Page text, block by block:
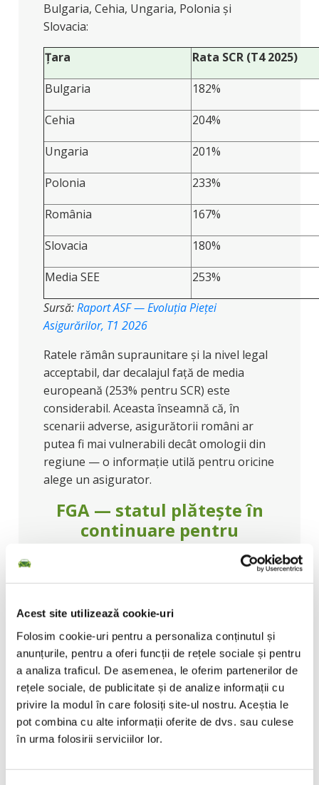
Acest site utilizează cookie-uri
Folosim cookie-uri pentru a personaliza conținutul și
anunțurile, pentru a oferi funcții de rețele sociale și pentru
a analiza traficul. De asemenea, le oferim partenerilor de
rețele sociale, de publicitate și de analize informații cu
privire la modul în care folosiți site-ul nostru. Aceștia le
pot combina cu alte informații oferite de dvs. sau culese
în urma folosirii serviciilor lor.
Bulgaria, Cehia, Ungaria, Polonia și
Slovacia:
Țara
Rata SCR (T4 2025)
Bulgaria
182%
Cehia
204%
Ungaria
201%
Polonia
233%
România
167%
Slovacia
180%
Media SEE
253%
Sursă:Raport ASF — Evoluția Pieței
Asigurărilor, T1 2026
Ratele rămân supraunitare și la nivel legal
acceptabil, dar decalajul față de media
europeană (253% pentru SCR) este
considerabil. Aceasta înseamnă că, în
scenarii adverse, asigurătorii români ar
putea fi mai vulnerabili decât omologii din
regiune — o informație utilă pentru oricine
alege un asigurator.
FGA — statul plătește în
continuare pentru
falimentele City Insurance
pieței RCA din România rămâne prezența
activă aFondului de Garantare a
Asiguraților (FGA), care acoperă daunele
rămase neachitate în urma falimentelor
City Insurance și Euroins România.
În T1 2026, FGA a aprobat286 milioane
RONpentru plata daunelor RCA — din care
pentru victimele celor două falimente. De la